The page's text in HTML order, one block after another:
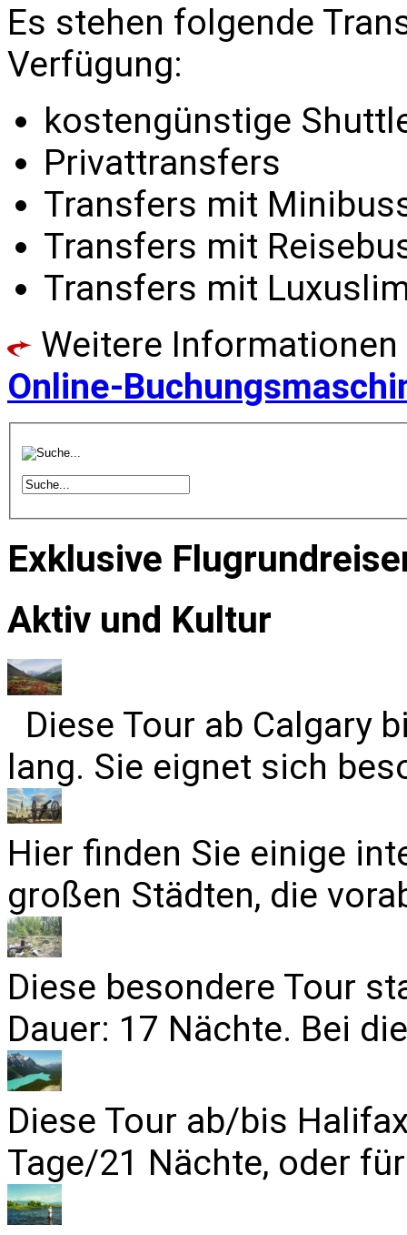
Es stehen folgende
Verfügung:
kostengünstige
Privattransfers
Transfers mit
Transfers mit
Transfers mit
Weitere
Online-
Exklusive
Aktiv und Kultur
Diese Tour ab Calgary
lang. Sie eignet sich
Hier finden Sie einige
großen Städten, die
Diese besondere Tour
Dauer: 17 Nächte. Bei
Diese Tour ab/bis
Tage/21 Nächte, oder